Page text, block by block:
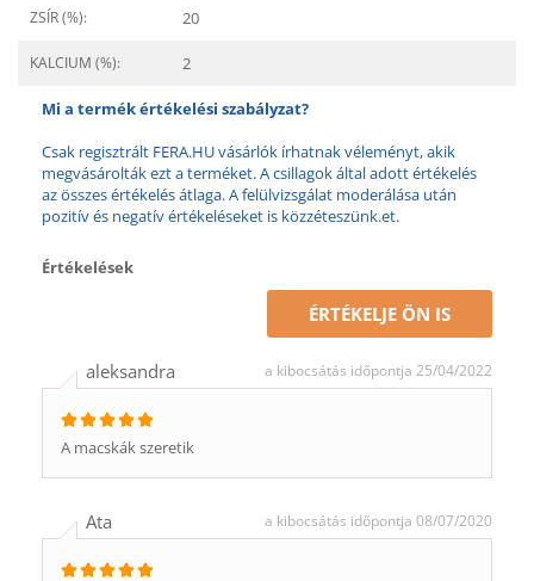
ZSÍR (%): 20
KALCIUM (%): 2
Mi a termék értékelési szabályzat?
Csak regisztrált FERA.HU vásárlók írhatnak véleményt, akik
megvásárolták ezt a terméket. A csillagok által adott értékelés
az összes értékelés átlaga. A felülvizsgálat moderálása után
pozitív és negatív értékeléseket is közzéteszünk.et.
Értékelések
ÉRTÉKELJE ÖN IS
aleksandra a kibocsátás időpontja 25/04/2022
A macskák szeretik
Ata a kibocsátás időpontja 08/07/2020